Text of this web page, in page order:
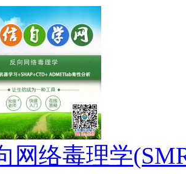
网络毒理学